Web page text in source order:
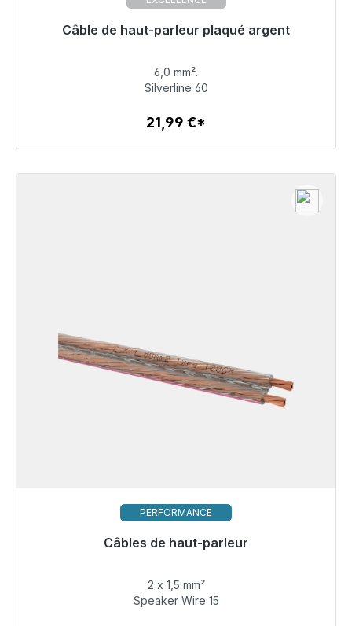
Câble de haut-parleur plaqué argent
Prêt à être expédié, délai de livraison 48h*
21,99 €
Détails
6,0 mm².
Silverline 60
21,99 €*
PERFORMANCE
Câbles de haut-parleur
Bientôt à nouveau disponible
3,99 €
2 x 1,5 mm²
Speaker Wire 15